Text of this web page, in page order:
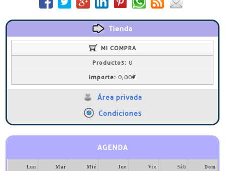
Tienda
MI COMPRA
Productos: 0
Importe: 0,00€
Área privada
Condiciones
AGENDA
Lun Mar Mié Jue Vie Sáb Dom